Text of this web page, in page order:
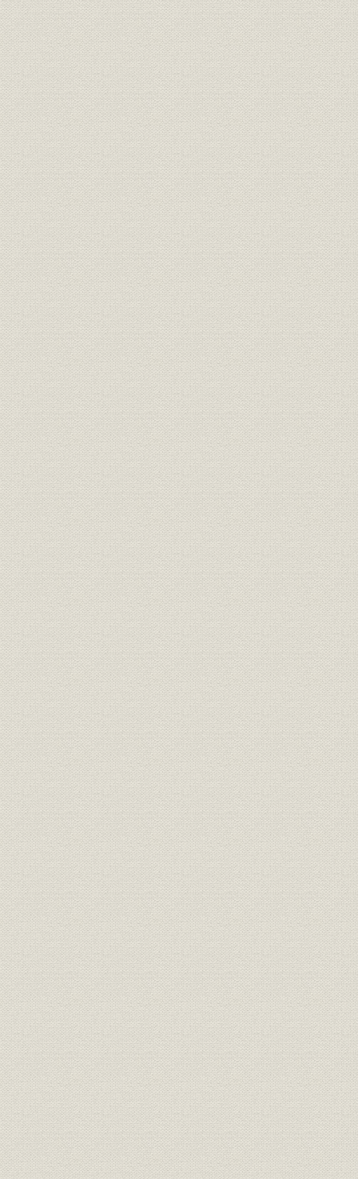
事業所;生産 銅山附御林の調査通達と届出 明治5年
事業所;資源 別子鉱山備林(第一備林)の内訳 明治8年
事業所 別子鉱山全景 明治14年
経営政策 別子鉱山近代化起業方針書 明治9年
生産;林業 新事業にともなう諸材木の増加 [明治13年
生産 新事業にともなう薪の増加 [明治13年
生産 新事業にともなう木炭の増加 [明治13年
生産 第二備林借用一覧
明治11年
(1881年)
生産;事業所 別子鉱山第一・第二備林分布図 明治28年
生産;林業 別子植林の生育本数
明治9年
年(1877年
生産;林業 別子の植林本数
明治10年
(1887年)
組織 別子鉱山組織図 明治15年
生産;経営 製炭分店の概要 [明治10年
生産 製炭高の推移
明治13年
(1888年)
生産;事業所
製炭分布(分課)・出張所の分布
図
明治期
事業所 大阪鰻谷の住友本家と洋館 明治時代
林業 別子周辺山林の林相
明治13年
(1885年)
技術 坑道枠木の製材法 二方角、枡抜 [明治20年
技術 東延斜坑の枠木改良切組の図 [明治20年
生産 製炭高の推移
明治24年
(1899年)
事業所 新居浜惣開製錬所 明治23年
生産;エネルギー 木炭・石炭・コークス統計表
明治13年
(1899年)
経営者;役員 伊庭貞剛 [明治27年
事業所;環境保全 煙害当時の新居浜製錬所 明治30年代